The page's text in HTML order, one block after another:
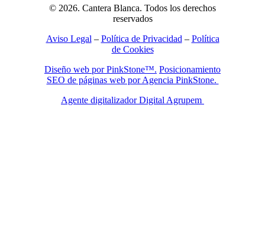
© 2026. Cantera Blanca. Todos los derechos
reservados
Aviso Legal – Política de Privacidad – Política
de Cookies
Diseño web por PinkStone™. Posicionamiento
SEO de páginas web por Agencia PinkStone.
Agente digitalizador Digital Agrupem